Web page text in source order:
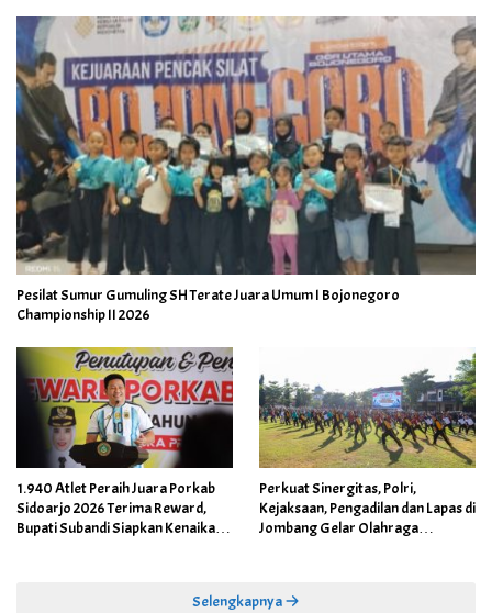
Pesilat Sumur Gumuling SH Terate Juara Umum I Bojonegoro
Championship II 2026
1.940 Atlet Peraih Juara Porkab
Sidoarjo 2026 Terima Reward,
Bupati Subandi Siapkan Kenaikan
Perkuat Sinergitas, Polri,
Kejaksaan, Pengadilan dan Lapas di
Jombang Gelar Olahraga
Selengkapnya